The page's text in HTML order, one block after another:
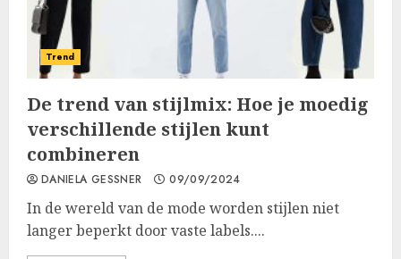
Trend
De trend van stijlmix: Hoe je moedig
verschillende stijlen kunt
combineren
DANIELA GESSNER 09/09/2024
In de wereld van de mode worden stijlen niet
langer beperkt door vaste labels....